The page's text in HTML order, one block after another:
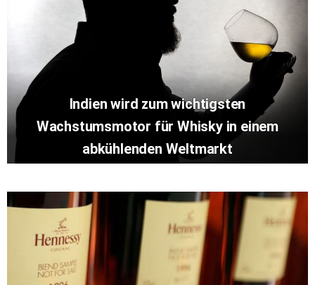
Indien wird zum wichtigsten
Wachstumsmotor für Whisky in einem
abkühlenden Weltmarkt